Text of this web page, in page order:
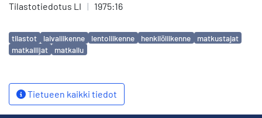
Tilastotiedotus LI | 1975:16
Avainsanat
tilastot laivaliikenne lentoliikenne henkilöliikenne
matkustajat
matkailijat
matkailu
Tietueen kaikki tiedot